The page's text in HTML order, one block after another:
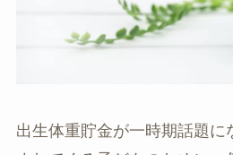
出生体重貯金が一時期話題に